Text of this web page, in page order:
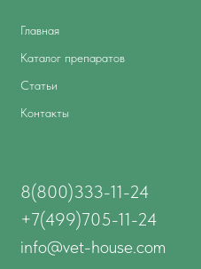
Главная
Каталог препаратов
Статьи
Контакты
8(800)333-11-24
+7(499)705-11-24
info@vet-house.com